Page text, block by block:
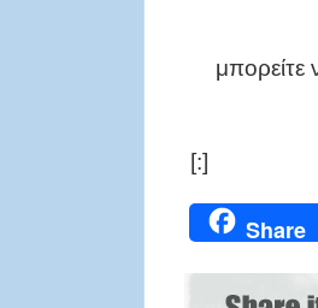
μπορείτε
[:]
Share